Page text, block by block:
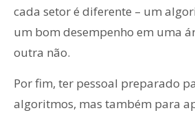
cada setor é diferente – um
um bom desempenho em uma
outra não.
Por fim, ter pessoal preparado
algoritmos, mas também para